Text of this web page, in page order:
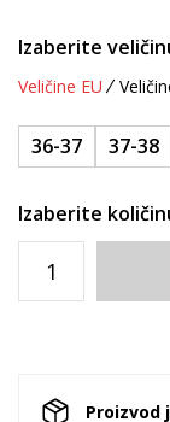
Izaberite
Veličine EU
36-37 37-38
Izaberite
Proizvod